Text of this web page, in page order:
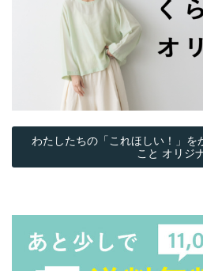
わたしたちの「これほしい！」を
こと オリジ